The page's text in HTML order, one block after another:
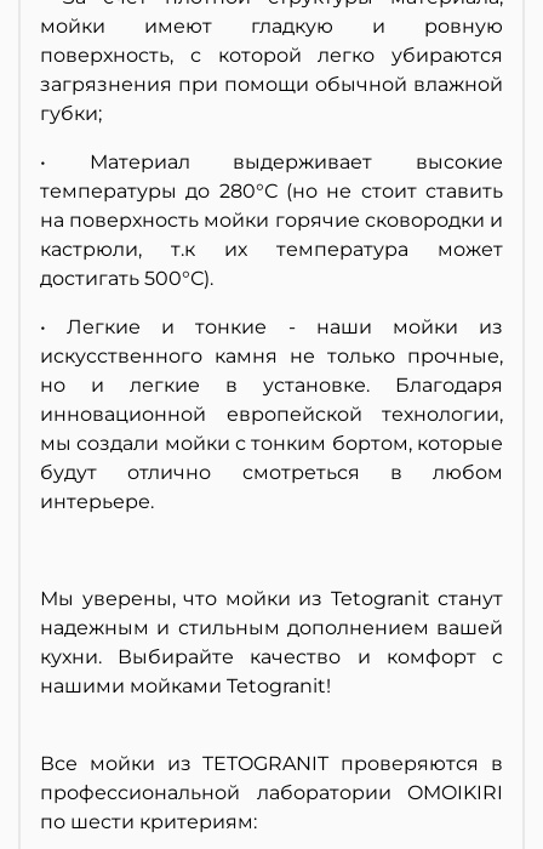
мойки имеют гладкую и ровную
поверхность, с которой легко убираются
загрязнения при помощи обычной влажной
губки;
• Материал выдерживает высокие
температуры до 280°С (но не стоит ставить
на поверхность мойки горячие сковородки и
кастрюли, т.к их температура может
достигать 500°С).
• Легкие и тонкие - наши мойки из
искусственного камня не только прочные,
но и легкие в установке. Благодаря
инновационной европейской технологии,
мы создали мойки с тонким бортом, которые
будут отлично смотреться в любом
интерьере.
Мы уверены, что мойки из Tetogranit станут
надежным и стильным дополнением вашей
кухни. Выбирайте качество и комфорт с
нашими мойками Tetogranit!
Все мойки из TETOGRANIT проверяются в
профессиональной лаборатории OMOIKIRI
по шести критериям: